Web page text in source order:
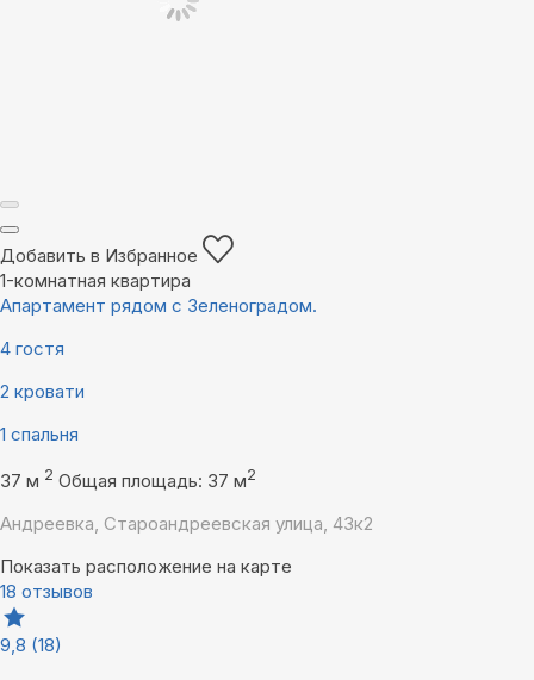
Добавить в Избранное
1-комнатная квартира
Апартамент рядом с Зеленоградом.
4 гостя
2 кровати
1 спальня
37 м 2 Общая площадь: 37 м2
Андреевка, Староандреевская улица, 43к2
Показать расположение на карте
18 отзывов
9,8 (18)